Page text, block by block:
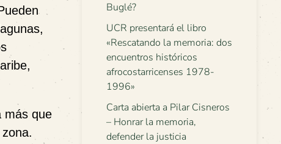
más que
Buglé?
UCR presentará el libro
«Rescatando la memoria: dos
encuentros históricos
afrocostarricenses 1978-
1996»
Carta abierta a Pilar Cisneros
– Honrar la memoria,
defender la justicia